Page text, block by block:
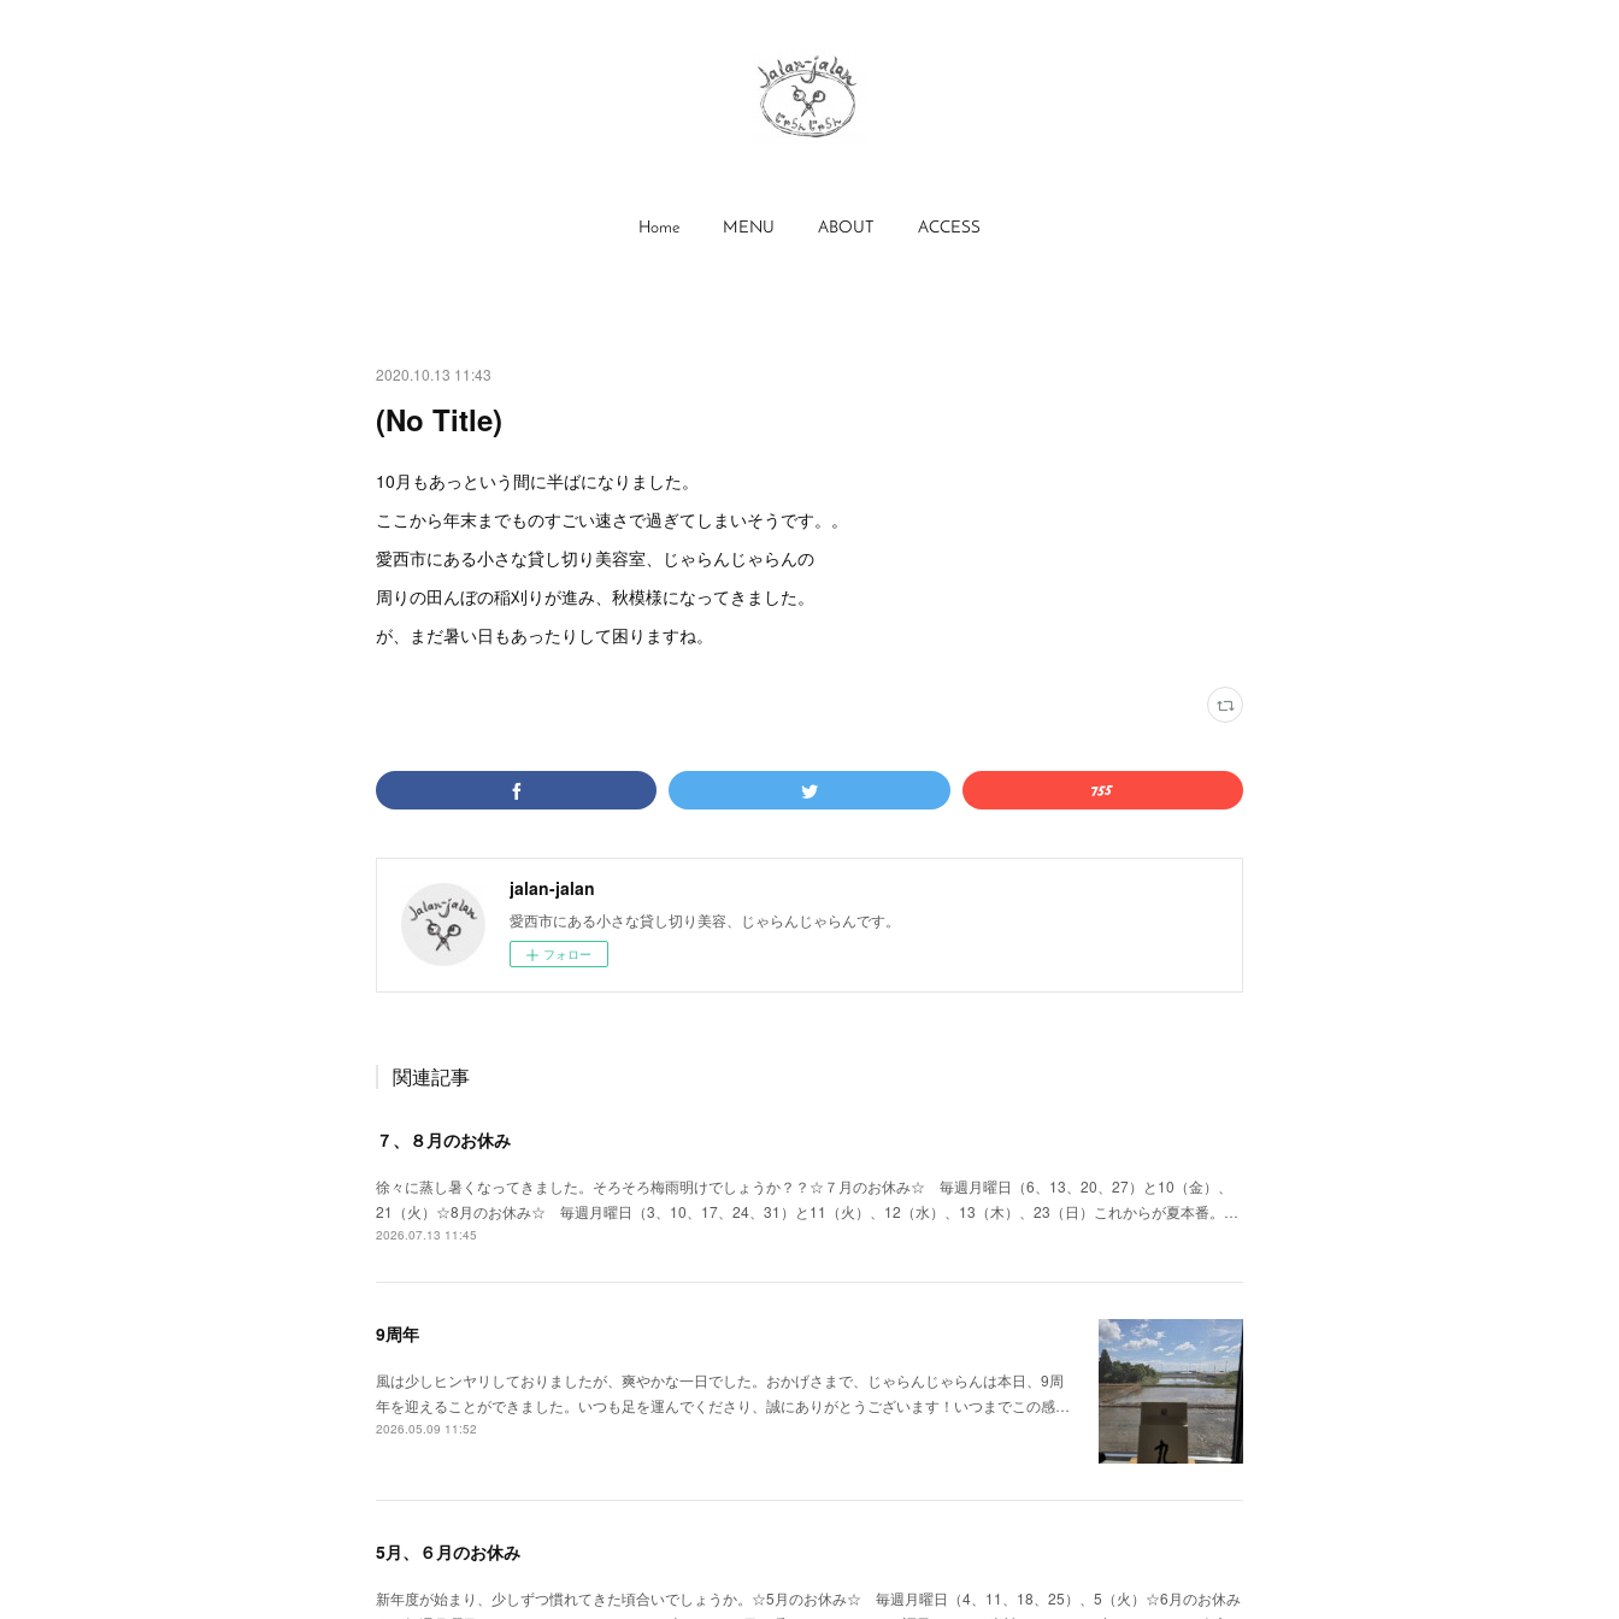
Home MENU ABOUT ACCESS
2020.10.13 11:43
(No Title)
10月もあっという間に半ばになりました。
ここから年末までものすごい速さで過ぎてしまいそうです。。
愛西市にある小さな貸し切り美容室、じゃらんじゃらんの
周りの田んぼの稲刈りが進み、秋模様になってきました。
が、まだ暑い日もあったりして困りますね。
jalan-jalan
愛西市にある小さな貸し切り美容、じゃらんじゃらんです。
フォロー
関連記事
７、８月のお休み
徐々に蒸し暑くなってきました。そろそろ梅雨明けでしょうか？？☆７月のお休み☆ 毎週月曜日（6、13、20、27）と10（金）、
21（火）☆8月のお休み☆ 毎週月曜日（3、10、17、24、31）と11（火）、12（水）、13（木）、23（日）これからが夏本番。…
2026.07.13 11:45
9周年
風は少しヒンヤリしておりましたが、爽やかな一日でした。おかげさまで、じゃらんじゃらんは本日、9周
年を迎えることができました。いつも足を運んでくださり、誠にありがとうございます！いつまでこの感…
2026.05.09 11:52
5月、６月のお休み
新年度が始まり、少しずつ慣れてきた頃合いでしょうか。☆5月のお休み☆ 毎週月曜日（4、11、18、25）、5（火）☆6月のお休み